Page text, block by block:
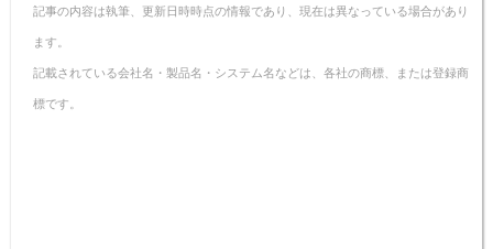
記事の内容は執筆、更新日時時点の情報であり、現在は異なっている場合があり
ます。
記載されている会社名・製品名・システム名などは、各社の商標、または登録商
標です。